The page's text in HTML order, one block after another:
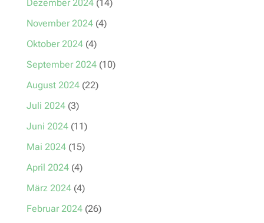
Dezember 2024(14)
November 2024(4)
Oktober 2024(4)
September 2024(10)
August 2024(22)
Juli 2024(3)
Juni 2024(11)
Mai 2024(15)
April 2024(4)
März 2024(4)
Februar 2024(26)